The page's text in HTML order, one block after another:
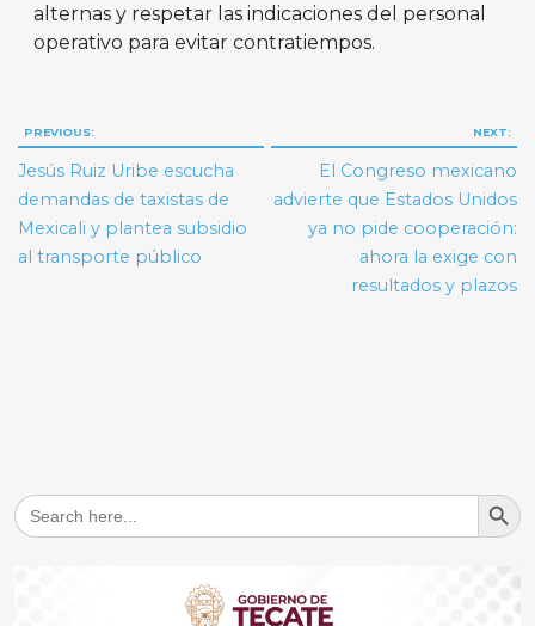
alternas y respetar las indicaciones del personal
operativo para evitar contratiempos.
Navegación
de
entradas
PREVIOUS:
Jesús Ruiz Uribe escucha
demandas de taxistas de
Mexicali y plantea subsidio
al transporte público
NEXT:
El Congreso mexicano
advierte que Estados Unidos
ya no pide cooperación:
ahora la exige con
resultados y plazos
Search
for:
Search